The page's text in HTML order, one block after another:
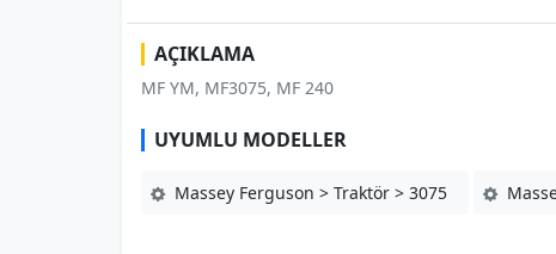
AÇIKLAMA
MF YM, MF3075, MF 240
UYUMLU MODELLER
Massey Ferguson > Traktör > 3075